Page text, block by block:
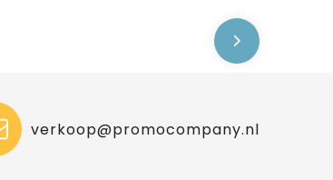
verkoop@promocompany.nl